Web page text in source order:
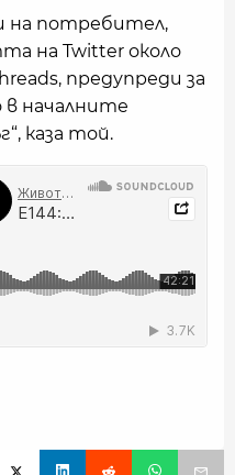
на потребител,
на Twitter около
предупреди за
в началните
каза той.